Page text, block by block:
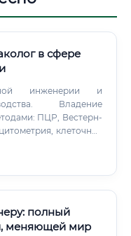
в сфере
инженерии и
Владение
ПЦР, Вестерн-
клеточное
соответствии с
полный
меняющей мир